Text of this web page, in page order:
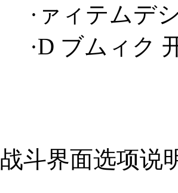
·ァィテムデシ
·D ブムィク
战斗界面选项说